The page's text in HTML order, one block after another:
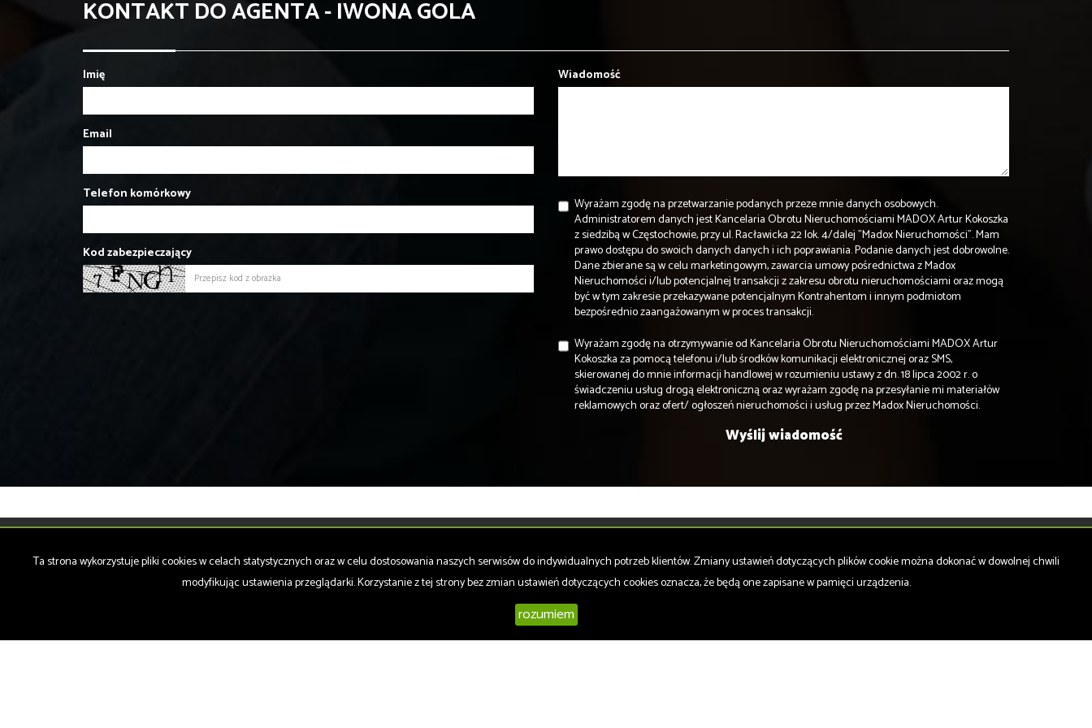
KONTAKT DO AGENTA - IWONA GOLA
Imię
Email
Telefon komórkowy
Kod zabezpieczający
Wiadomość
Wyrażam zgodę na przetwarzanie podanych przeze mnie danych osobowych.
Administratorem danych jest Kancelaria Obrotu Nieruchomościami MADOX Artur Kokoszka
z siedzibą w Częstochowie, przy ul. Racławicka 22 lok. 4/dalej "Madox Nieruchomości". Mam
prawo dostępu do swoich danych danych i ich poprawiania. Podanie danych jest dobrowolne.
Dane zbierane są w celu marketingowym, zawarcia umowy pośrednictwa z Madox
Nieruchomości i/lub potencjalnej transakcji z zakresu obrotu nieruchomościami oraz mogą
być w tym zakresie przekazywane potencjalnym Kontrahentom i innym podmiotom
bezpośrednio zaangażowanym w proces transakcji.
Wyrażam zgodę na otrzymywanie od Kancelaria Obrotu Nieruchomościami MADOX Artur
Kokoszka za pomocą telefonu i/lub środków komunikacji elektronicznej oraz SMS,
skierowanej do mnie informacji handlowej w rozumieniu ustawy z dn. 18 lipca 2002 r. o
świadczeniu usług drogą elektroniczną oraz wyrażam zgodę na przesyłanie mi materiałów
reklamowych oraz ofert/ ogłoszeń nieruchomości i usług przez Madox Nieruchomości.
Kancelaria Obrotu Nieruchomościami
MADOX Artur Kokoszka
Mieszkaniana wynajem
Domy na wynajem
Działkina wynajem
Obiektyna wynajem
Mieszkaniana sprzedaż
Domyna sprzedaż
Działkina sprzedaż
Obiektyna sprzedaż
Ta strona wykorzystuje pliki cookies w celach statystycznych oraz w celu dostosowania naszych serwisów do indywidualnych potrzeb klientów. Zmiany ustawień dotyczących plików cookie można dokonać w dowolnej chwili
modyfikując ustawienia przeglądarki. Korzystanie z tej strony bez zmian ustawień dotyczących cookies oznacza, że będą one zapisane w pamięci urządzenia.
rozumiem